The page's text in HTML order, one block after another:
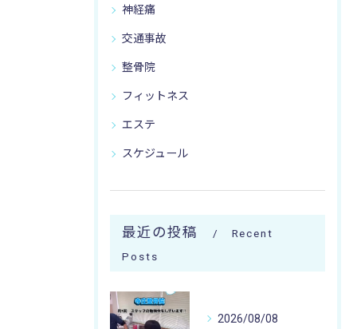
神経痛
交通事故
整骨院
フィットネス
エステ
スケジュール
最近の投稿
Recent
Posts
2026/08/08